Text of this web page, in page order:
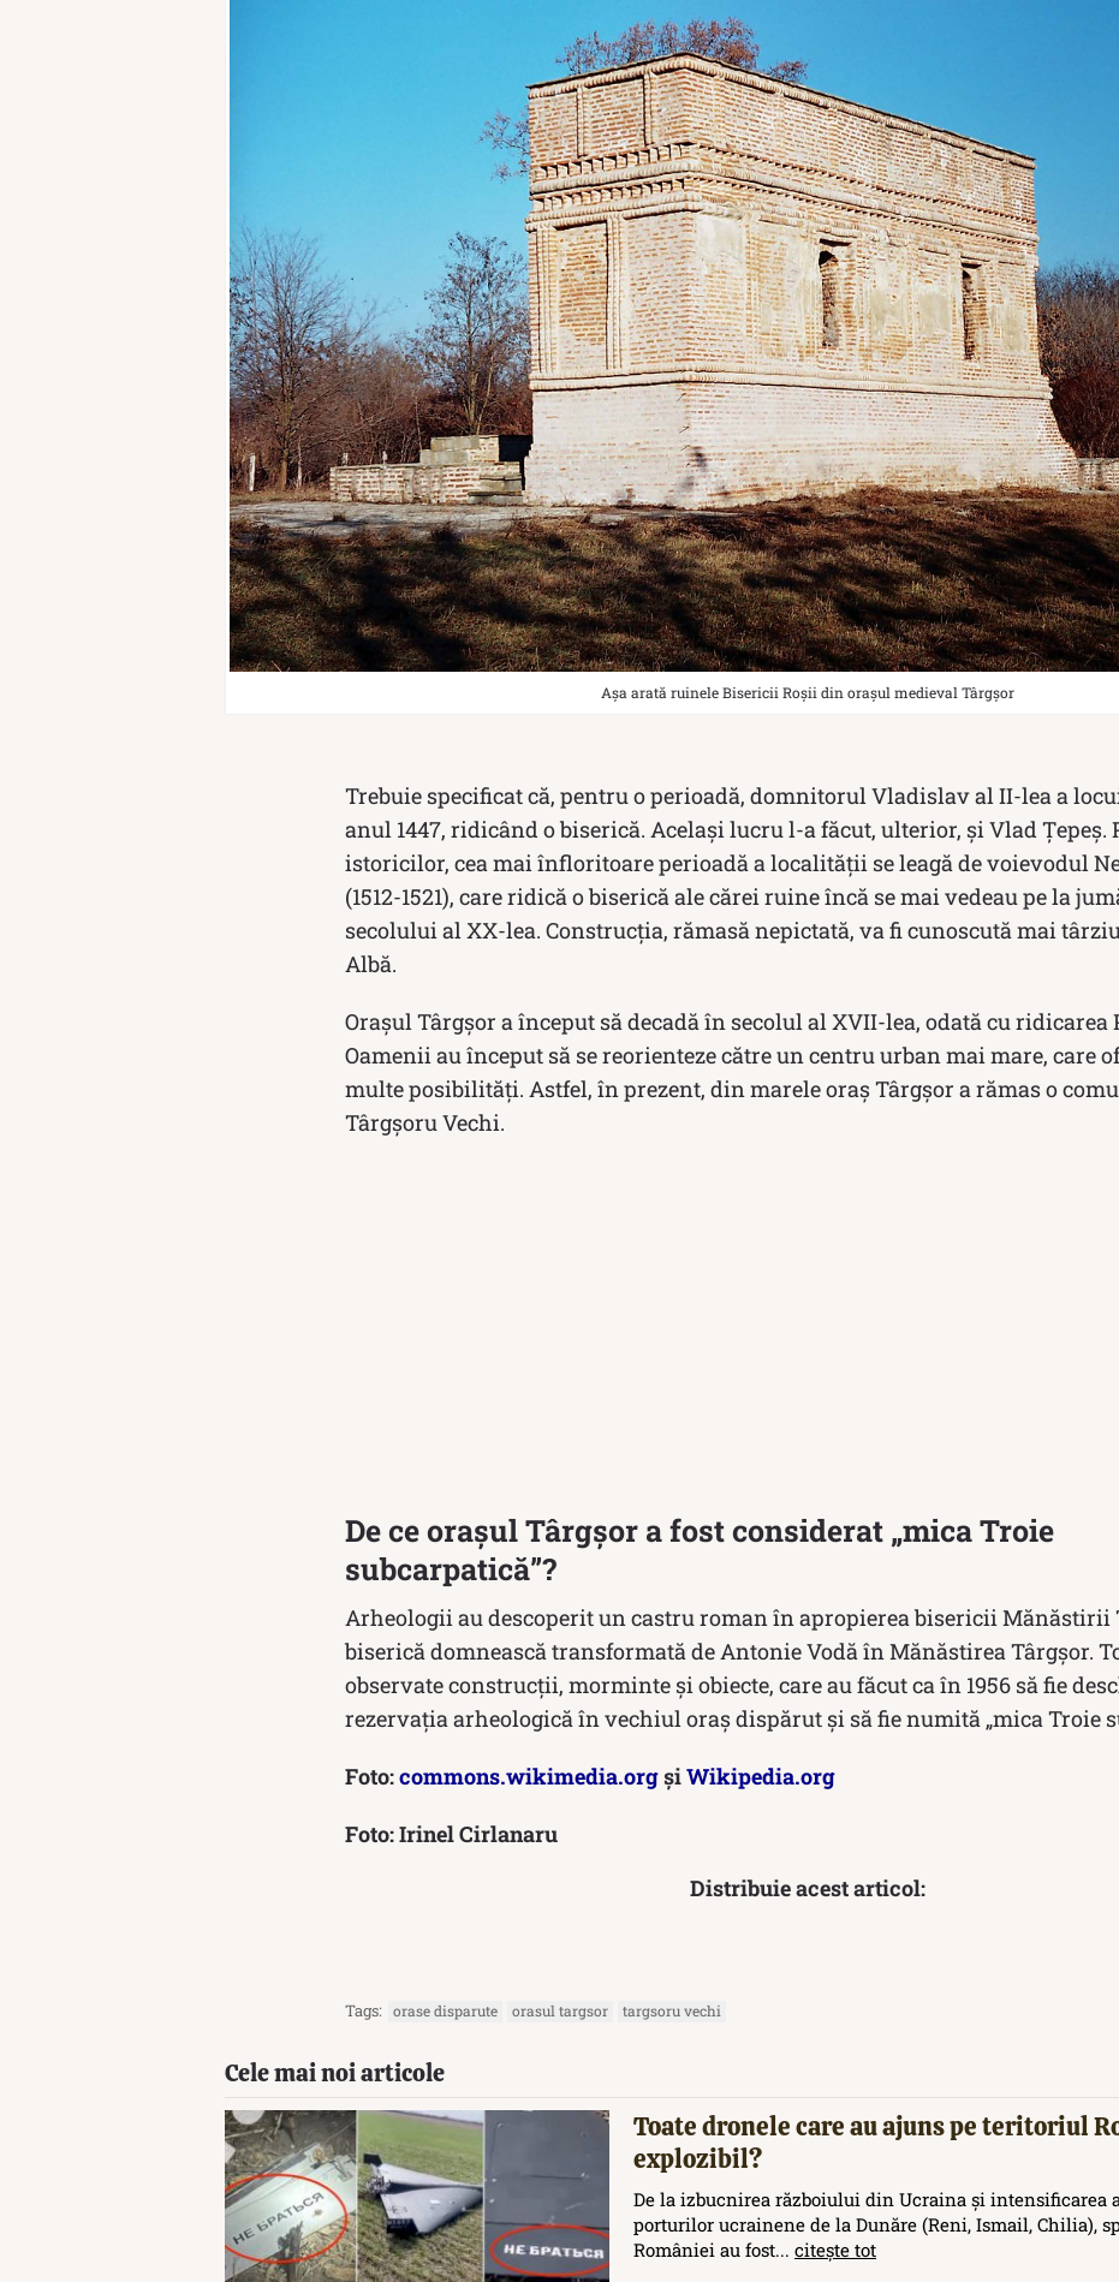
Așa arată ruinele Bisericii Roșii din orașul medieval Târgșor
Trebuie specificat că, pentru o perioadă, domnitorul Vladislav al II-lea a
anul 1447, ridicând o biserică. Același lucru l-a făcut, ulterior, și Vlad Țepeș.
istoricilor, cea mai înfloritoare perioadă a localității se leagă de voievodul
(1512-1521), care ridică o biserică ale cărei ruine încă se mai vedeau pe la
secolului al XX-lea. Construcția, rămasă nepictată, va fi cunoscută mai
Albă.
Orașul Târgșor a început să decadă în secolul al XVII-lea, odată cu ridicarea
Oamenii au început să se reorienteze către un centru urban mai mare, care
multe posibilități. Astfel, în prezent, din marele oraș Târgșor a rămas o
Târgşoru Vechi.
De ce orașul Târgșor a fost considerat „mica Troie
subcarpatică”?
Arheologii au descoperit un castru roman în apropierea bisericii Mănăstirii
biserică domnească transformată de Antonie Vodă în Mănăstirea Târgşor.
observate construcţii, morminte şi obiecte, care au făcut ca în 1956 să fie
rezervaţia arheologică în vechiul oraş dispărut și să fie numită „mica Troie
Foto:commons.wikimedia.orgșiWikipedia.org
Foto: Irinel Cirlanaru
Distribuie acest articol:
Tags: orase disparute orasul targsor targsoru vechi
Cele mai noi articole
Toate dronele care au ajuns pe teritoriul
explozibil?
De la izbucnirea războiului din Ucraina și intensificarea
porturilor ucrainene de la Dunăre (Reni, Ismail, Chilia),
României au fost... citește tot